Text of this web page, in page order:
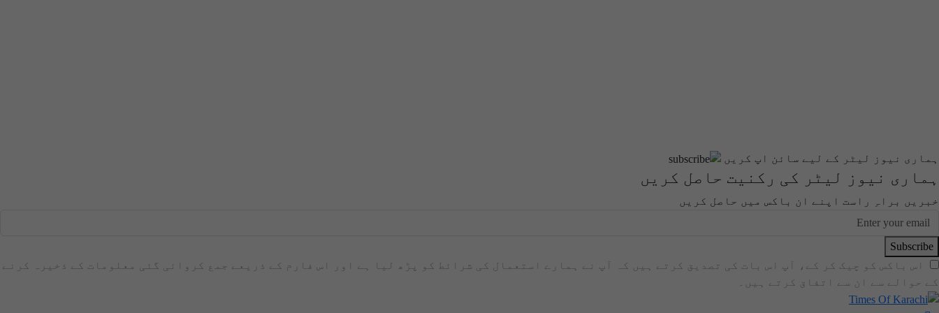
ہماری نیوز لیٹر کے لیے سائن اپ کریں
ہماری نیوز لیٹر کی رکنیت حاصل کریں
خبریں براہِ راست اپنے ان باکس میں حاصل کریں
Subscribe
اس باکس کو چیک کر کے، آپ اس بات کی تصدیق کرتے ہیں کہ آپ نے ہمارے استعمال کی شرائط کو پڑھ لیا ہے اور اس فارم کے ذریعے جمع کروائی گئی معلومات کے ذخیرہ کرنے
کے حوالے سے ان سے اتفاق کرتے ہیں۔